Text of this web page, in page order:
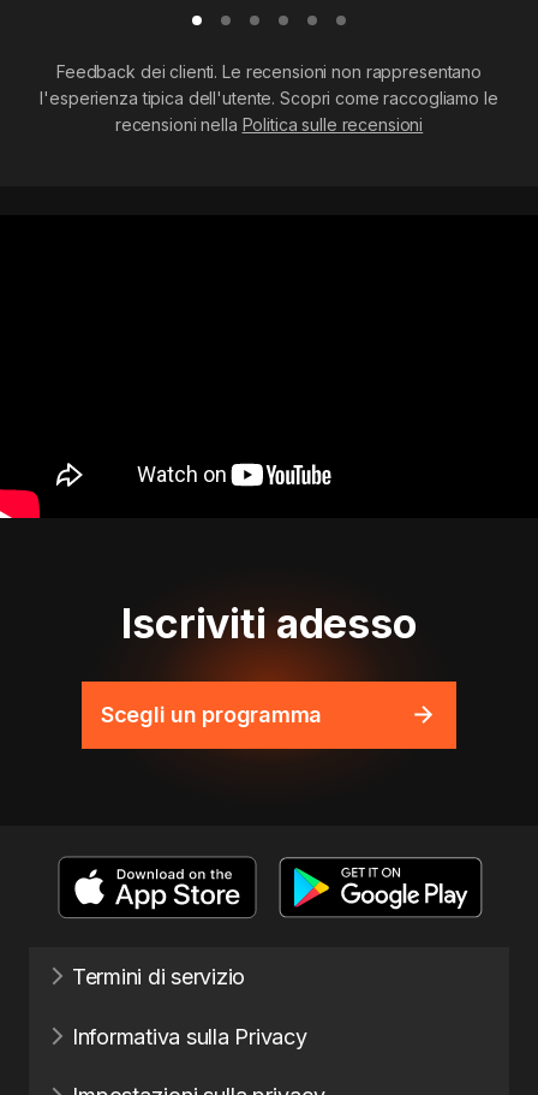
Feedback dei clienti. Le recensioni non rappresentano
l'esperienza tipica dell'utente. Scopri come raccogliamo le
recensioni nella Politica sulle recensioni
Iscriviti adesso
Scegli un programma
Termini di servizio
Informativa sulla Privacy